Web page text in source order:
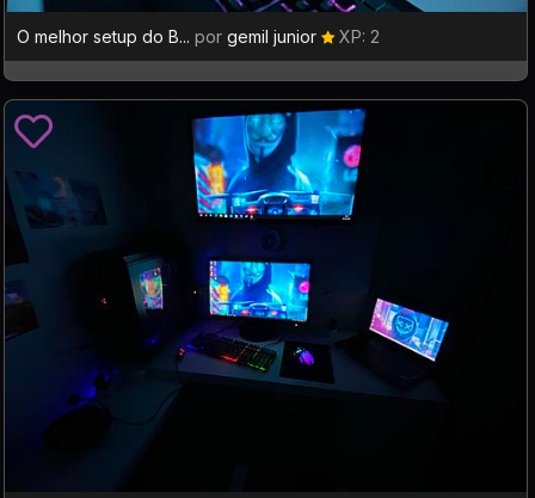
O melhor setup do B... por gemil junior XP: 2